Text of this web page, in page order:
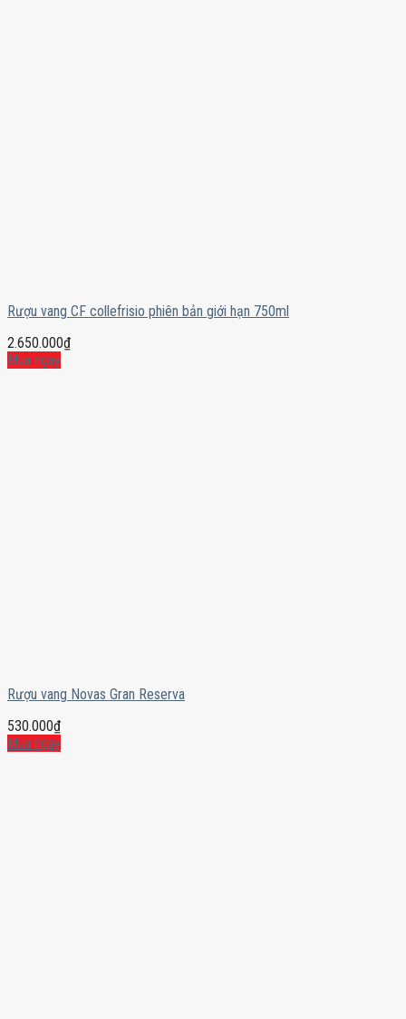
Rượu vang CF collefrisio phiên bản giới hạn 750ml
2.650.000₫
Mua ngay
Rượu vang Novas Gran Reserva
530.000₫
Mua ngay